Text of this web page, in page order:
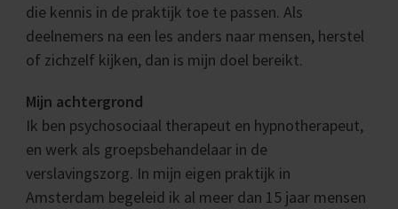
die kennis in de praktijk toe te passen. Als
deelnemers na een les anders naar mensen, herstel
of zichzelf kijken, dan is mijn doel bereikt.
Mijn achtergrond
Ik ben psychosociaal therapeut en hypnotherapeut,
en werk als groepsbehandelaar in de
verslavingszorg. In mijn eigen praktijk in
Amsterdam begeleid ik al meer dan 15 jaar mensen